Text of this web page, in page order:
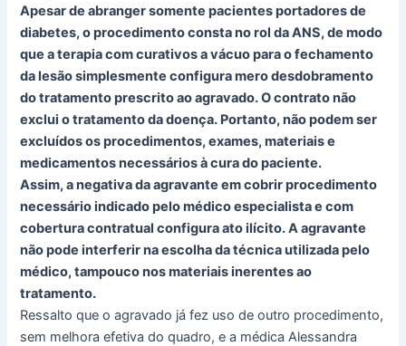
Apesar de abranger somente pacientes portadores de
diabetes, o procedimento consta no rol da ANS, de modo
que a terapia com curativos a vácuo para o fechamento
da lesão simplesmente configura mero desdobramento
do tratamento prescrito ao agravado. O contrato não
exclui o tratamento da doença. Portanto, não podem ser
excluídos os procedimentos, exames, materiais e
medicamentos necessários à cura do paciente.
Assim, a negativa da agravante em cobrir procedimento
necessário indicado pelo médico especialista e com
cobertura contratual configura ato ilícito. A agravante
não pode interferir na escolha da técnica utilizada pelo
médico, tampouco nos materiais inerentes ao
tratamento.
Ressalto que o agravado já fez uso de outro procedimento,
sem melhora efetiva do quadro, e a médica Alessandra